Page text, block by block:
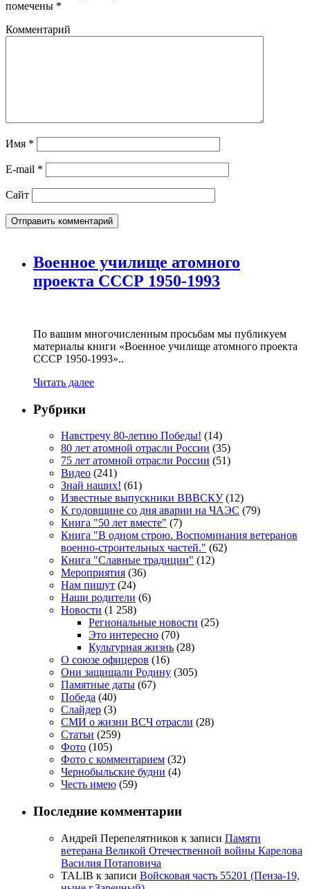
помечены *
Комментарий
Имя *
E-mail *
Сайт
Военное училище атомного
проекта СССР 1950-1993
По вашим многочисленным просьбам мы публикуем
материалы книги «Военное училище атомного проекта
СССР 1950-1993»..
Читать далее
Рубрики
Навстречу 80-летию Победы! (14)
80 лет атомной отрасли России (35)
75 лет атомной отрасли России (51)
Видео (241)
Знай наших! (61)
Известные выпускники ВВВСКУ(12)
К годовщине со дня аварии на ЧАЭС (79)
Книга "50 лет вместе" (7)
Книга "В одном строю. Воспоминания ветеранов
военно-строительных частей." (62)
Книга "Славные традиции" (12)
Мероприятия (36)
Нам пишут (24)
Наши родители (6)
Новости (1 258)
Региональные новости (25)
Это интересно (70)
Культурная жизнь (28)
О союзе офицеров (16)
Они защищали Родину (305)
Памятные даты (67)
Победа (40)
Слайдер (3)
СМИ о жизни ВСЧ отрасли (28)
Статьи (259)
Фото (105)
Фото с комментарием (32)
Чернобыльские будни (4)
Честь имею (59)
Последние комментарии
Андрей Перепелятников к записи Памяти
ветерана Великой Отечественной войны Карелова
Василия Потаповича
TALIB к записи Войсковая часть 55201 (Пенза-19,